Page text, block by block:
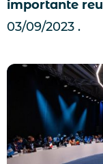
importante
03/09/2023